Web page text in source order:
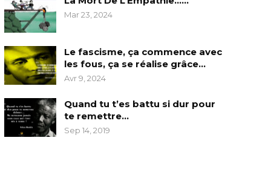
Mar 23, 2024
Le fascisme, ça commence avec
les fous, ça se réalise grâce…
Avr 9, 2024
Quand tu t’es battu si dur pour
te remettre…
Sep 14, 2019